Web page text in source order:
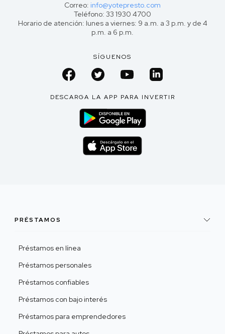
Correo: info@yotepresto.com
Teléfono: 33 1930 4700
Horario de atención: lunes a viernes: 9 a.m. a 3 p.m. y de 4
p.m. a 6 p.m.
SÍGUENOS
DESCARGA LA APP PARA INVERTIR
PRÉSTAMOS
Préstamos en línea
Préstamos personales
Préstamos confiables
Préstamos con bajo interés
Préstamos para emprendedores